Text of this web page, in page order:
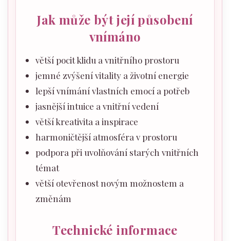
Jak může být její působení
vnímáno
větší pocit klidu a vnitřního prostoru
jemné zvýšení vitality a životní energie
lepší vnímání vlastních emocí a potřeb
jasnější intuice a vnitřní vedení
větší kreativita a inspirace
harmoničtější atmosféra v prostoru
podpora při uvolňování starých vnitřních
témat
větší otevřenost novým možnostem a
změnám
Technické informace